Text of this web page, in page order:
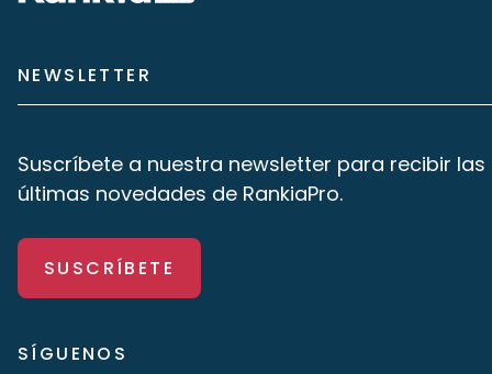
NEWSLETTER
Suscríbete a nuestra newsletter para recibir las
últimas novedades de RankiaPro.
SUSCRÍBETE
SÍGUENOS